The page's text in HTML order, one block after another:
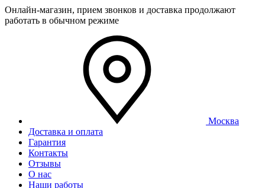
Онлайн-магазин, прием звонков и доставка продолжают
работать в обычном режиме
Москва
Доставка и оплата
Гарантия
Контакты
Отзывы
О нас
Наши работы